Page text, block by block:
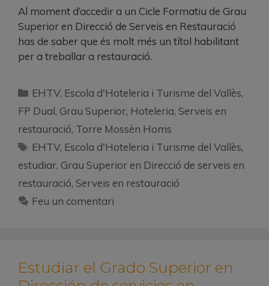
Al moment d’accedir a un Cicle Formatiu de Grau
Superior en Direcció de Serveis en Restauració
has de saber que és molt més un títol habilitant
per a treballar a restauració.
EHTV, Escola d'Hoteleria i Turisme del Vallès,
FP Dual, Grau Superior, Hoteleria, Serveis en
restauració, Torre Mossèn Homs
EHTV, Escola d'Hoteleria i Turisme del Vallès,
estudiar, Grau Superior en Direcció de serveis en
restauració, Serveis en restauració
Feu un comentari
Estudiar el Grado Superior en